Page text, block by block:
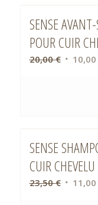
SENSE
POUR CUIR
20,00€ Le 10,00
SENSE
CUIR
23,50€ Le 11,00